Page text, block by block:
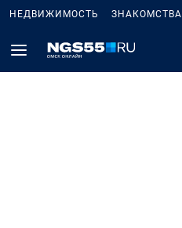
НЕДВИЖИМОСТЬ ЗНАКОМСТВА